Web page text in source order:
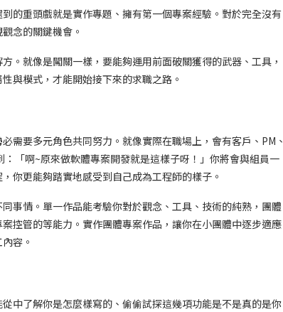
的重頭戲就是實作專題、擁有第一個專案經驗。對於完全沒有
念的關鍵機會。
。就像是闖關一樣，要能夠運用前面破關獲得的武器、工具，
與模式，才能開始接下來的求職之路。
需要多元角色共同努力。就像實際在職場上，會有客戶、PM、
「啊~原來做軟體專案開發就是這樣子呀！」你將會與組員一
你更能夠踏實地感受到自己成為工程師的樣子。
事情。單一作品能考驗你對於觀念、工具、技術的純熟，團體
控管的等能力。實作團體專案作品，讓你在小團體中逐步適應
容。
中了解你是怎麼樣寫的、偷偷試探這幾項功能是不是真的是你